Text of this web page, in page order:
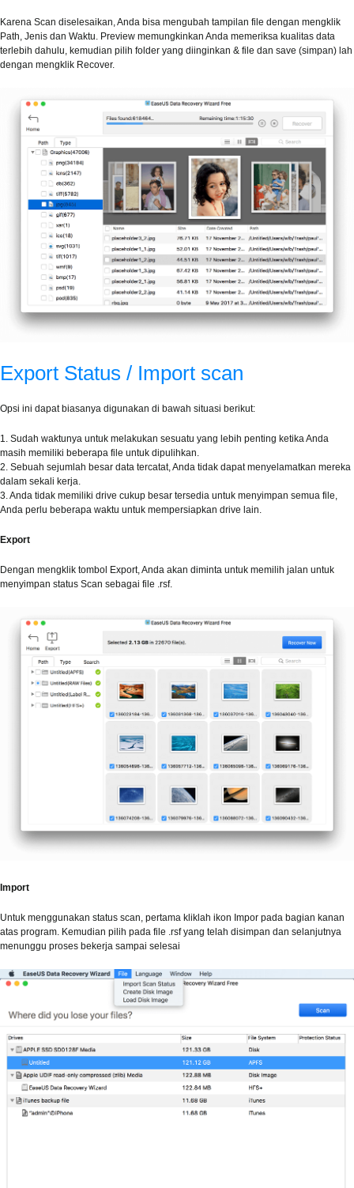
Karena Scan diselesaikan, Anda bisa mengubah tampilan file dengan mengklik
Path, Jenis dan Waktu. Preview memungkinkan Anda memeriksa kualitas data
terlebih dahulu, kemudian pilih folder yang diinginkan & file dan save (simpan) lah
dengan mengklik Recover.
Export Status / Import scan
Opsi ini dapat biasanya digunakan di bawah situasi berikut:
1. Sudah waktunya untuk melakukan sesuatu yang lebih penting ketika Anda
masih memiliki beberapa file untuk dipulihkan.
2. Sebuah sejumlah besar data tercatat, Anda tidak dapat menyelamatkan mereka
dalam sekali kerja.
3. Anda tidak memiliki drive cukup besar tersedia untuk menyimpan semua file,
Anda perlu beberapa waktu untuk mempersiapkan drive lain.
Export
Dengan mengklik tombol Export, Anda akan diminta untuk memilih jalan untuk
menyimpan status Scan sebagai file .rsf.
Import
Untuk menggunakan status scan, pertama kliklah ikon Impor pada bagian kanan
atas program. Kemudian pilih pada file .rsf yang telah disimpan dan selanjutnya
menunggu proses bekerja sampai selesai